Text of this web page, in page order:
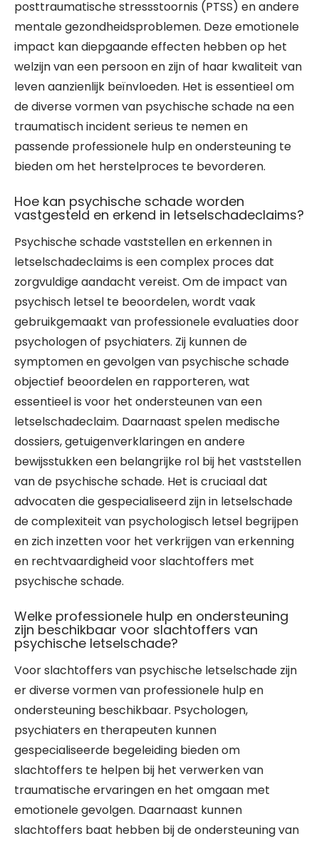
posttraumatische stressstoornis (PTSS) en andere
mentale gezondheidsproblemen. Deze emotionele
impact kan diepgaande effecten hebben op het
welzijn van een persoon en zijn of haar kwaliteit van
leven aanzienlijk beïnvloeden. Het is essentieel om
de diverse vormen van psychische schade na een
traumatisch incident serieus te nemen en
passende professionele hulp en ondersteuning te
bieden om het herstelproces te bevorderen.
Hoe kan psychische schade worden
vastgesteld en erkend in letselschadeclaims?
Psychische schade vaststellen en erkennen in
letselschadeclaims is een complex proces dat
zorgvuldige aandacht vereist. Om de impact van
psychisch letsel te beoordelen, wordt vaak
gebruikgemaakt van professionele evaluaties door
psychologen of psychiaters. Zij kunnen de
symptomen en gevolgen van psychische schade
objectief beoordelen en rapporteren, wat
essentieel is voor het ondersteunen van een
letselschadeclaim. Daarnaast spelen medische
dossiers, getuigenverklaringen en andere
bewijsstukken een belangrijke rol bij het vaststellen
van de psychische schade. Het is cruciaal dat
advocaten die gespecialiseerd zijn in letselschade
de complexiteit van psychologisch letsel begrijpen
en zich inzetten voor het verkrijgen van erkenning
en rechtvaardigheid voor slachtoffers met
psychische schade.
Welke professionele hulp en ondersteuning
zijn beschikbaar voor slachtoffers van
psychische letselschade?
Voor slachtoffers van psychische letselschade zijn
er diverse vormen van professionele hulp en
ondersteuning beschikbaar. Psychologen,
psychiaters en therapeuten kunnen
gespecialiseerde begeleiding bieden om
slachtoffers te helpen bij het verwerken van
traumatische ervaringen en het omgaan met
emotionele gevolgen. Daarnaast kunnen
slachtoffers baat hebben bij de ondersteuning van